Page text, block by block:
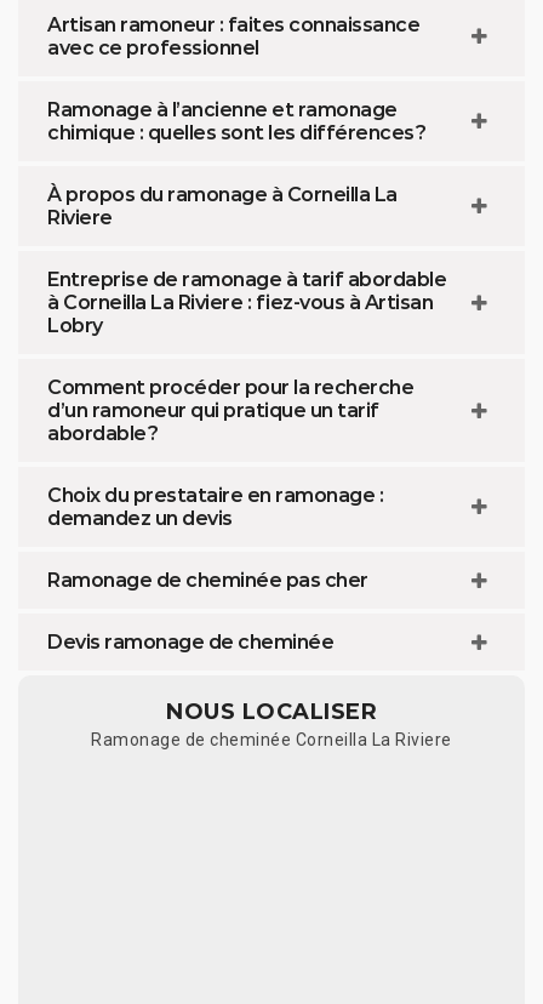
Artisan ramoneur : faites connaissance
avec ce professionnel
Ramonage à l’ancienne et ramonage
chimique : quelles sont les différences ?
À propos du ramonage à Corneilla La
Riviere
Entreprise de ramonage à tarif abordable
à Corneilla La Riviere : fiez-vous à Artisan
Lobry
Comment procéder pour la recherche
d’un ramoneur qui pratique un tarif
abordable ?
Choix du prestataire en ramonage :
demandez un devis
Ramonage de cheminée pas cher
Devis ramonage de cheminée
NOUS LOCALISER
Ramonage de cheminée Corneilla La Riviere